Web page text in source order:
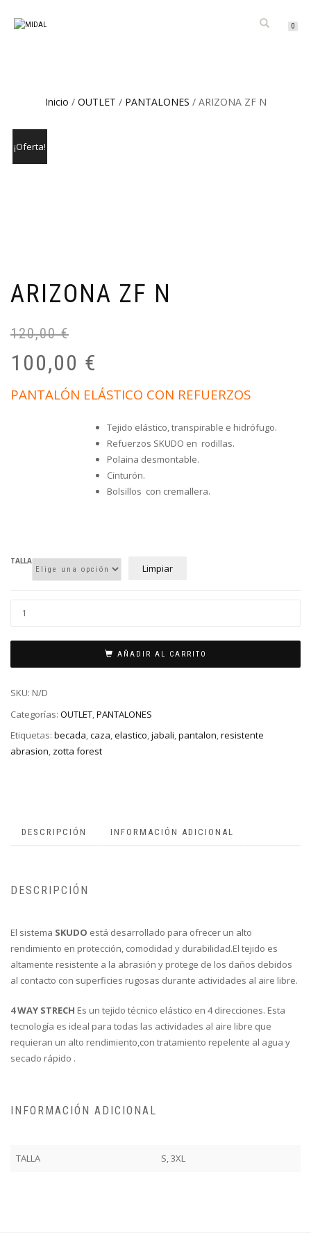
0
Inicio / OUTLET / PANTALONES / ARIZONA ZF N
¡Oferta!
ARIZONA ZF N
120,00€
100,00 €
PANTALÓN ELÁSTICO CON REFUERZOS
Tejido elástico, transpirable e hidrófugo.
Refuerzos SKUDO en rodillas.
Polaina desmontable.
Cinturón.
Bolsillos con cremallera.
TALLA
Limpiar
AÑADIR AL CARRITO
SKU: N/D
Categorías: OUTLET PANTALONES
Etiquetas: becada,caza,elastico,jabali,pantalon,resistente
abrasion, zotta forest
DESCRIPCIÓN INFORMACIÓN ADICIONAL
DESCRIPCIÓN
El sistema SKUDO está desarrollado para ofrecer un alto
rendimiento en protección, comodidad y durabilidad.El tejido es
altamente resistente a la abrasión y protege de los daños debidos
al contacto con superficies rugosas durante actividades al aire libre.
4 WAY STRECH Es un tejido técnico elástico en 4 direcciones. Esta
tecnología es ideal para todas las actividades al aire libre que
requieran un alto rendimiento,con tratamiento repelente al agua y
secado rápido .
INFORMACIÓN ADICIONAL
TALLA S, 3XL